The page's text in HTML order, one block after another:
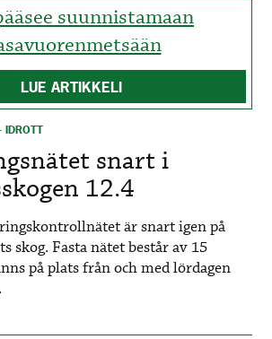
suunnistamaan
LUE ARTIKKELI
IDROTT
snart i
12.4
är snart igen på
skog. Fasta nätet består av 15
på plats från och med lördagen